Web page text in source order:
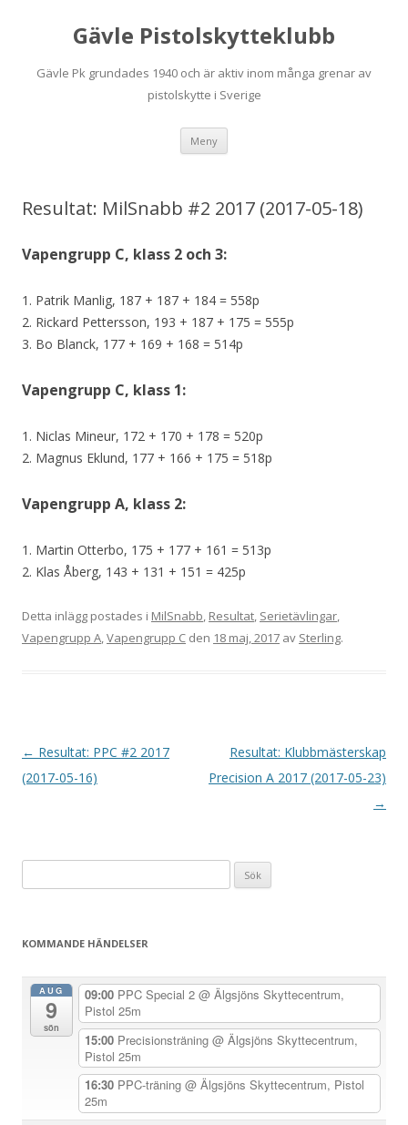
Gävle Pistolskytteklubb
Gävle Pk grundades 1940 och är aktiv inom många grenar av
pistolskytte i Sverige
Meny
Resultat: MilSnabb #2 2017 (2017-05-18)
Vapengrupp C, klass 2 och 3:
1. Patrik Manlig, 187 + 187 + 184 = 558p
2. Rickard Pettersson, 193 + 187 + 175 = 555p
3. Bo Blanck, 177 + 169 + 168 = 514p
Vapengrupp C, klass 1:
1. Niclas Mineur, 172 + 170 + 178 = 520p
2. Magnus Eklund, 177 + 166 + 175 = 518p
Vapengrupp A, klass 2:
1. Martin Otterbo, 175 + 177 + 161 = 513p
2. Klas Åberg, 143 + 131 + 151 = 425p
Detta inlägg postades i MilSnabb, Resultat, Serietävlingar,
Vapengrupp A,Vapengrupp C den 18 maj, 2017 av Sterling.
I
n
v
g
← Resultat: PPC #2 2017
(2017-05-16)
Resultat: Klubbmästerskap
Precision A 2017 (2017-05-23)
→
efter:
KOMMANDE HÄNDELSER
AUG
9
sön
09:00 PPC Special 2 @ Älgsjöns Skyttecentrum,
Pistol 25m
15:00 Precisionsträning @ Älgsjöns Skyttecentrum,
Pistol 25m
16:30 PPC-träning @ Älgsjöns Skyttecentrum, Pistol
25m